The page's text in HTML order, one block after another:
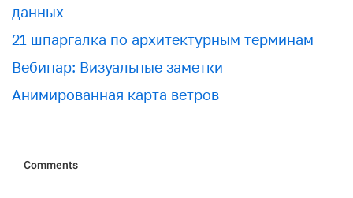
данных
21 шпаргалка по архитектурным терминам
Вебинар: Визуальные заметки
Анимированная карта ветров